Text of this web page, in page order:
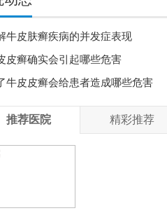
牛皮肤癣疾病的并发症表现
皮癣确实会引起哪些危害
牛皮皮癣会给患者造成哪些危害
推荐医院 精彩推荐